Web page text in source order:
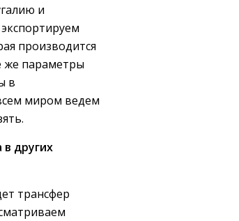
и
производится
же параметры
в
миром ведем
других
трансфер